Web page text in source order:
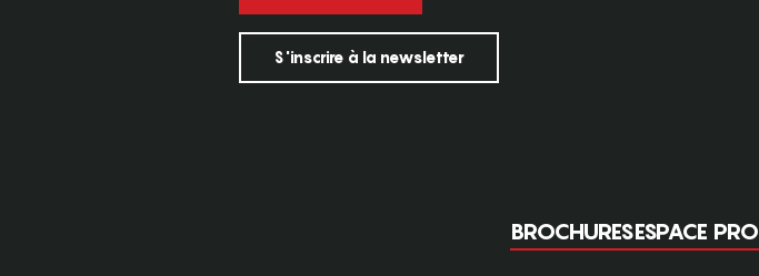
S'inscrire à la newsletter
BROCHURESESPACE PRO